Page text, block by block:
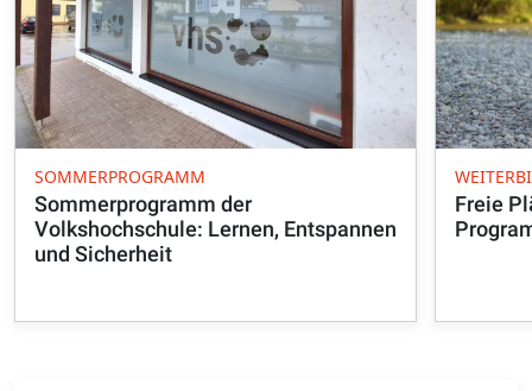
SOMMERPROGRAMM
Sommerprogramm der
Volkshochschule: Lernen, Entspannen
und Sicherheit
Freie